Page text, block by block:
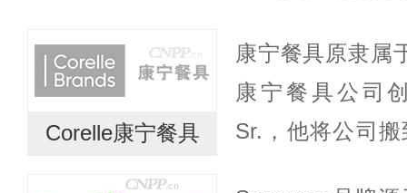
Corelle康宁餐具
康宁餐具原隶属
康宁餐具公司
Sr.，他将公司